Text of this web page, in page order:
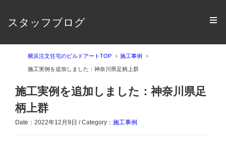
スタッフブログ
横浜注文住宅のビルドアートTOP 施工事例
施工実例を追加しました：神奈川県足柄上群
施工実例を追加しました：神奈川県足
柄上群
Date：2022年12月9日 / Category： 施工事例